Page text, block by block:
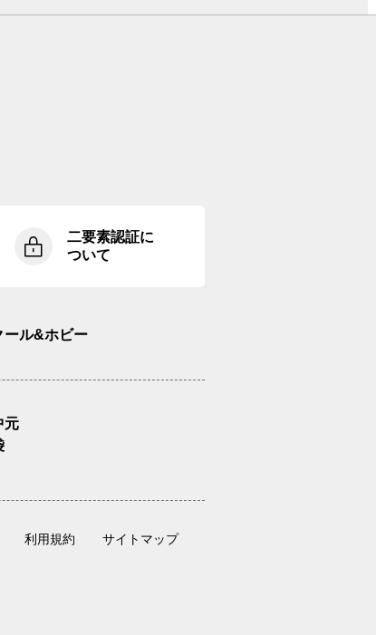
二要素認証に
ついて
ール&ホビー
元
利用規約 サイトマップ